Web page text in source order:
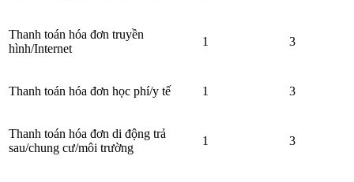
Thanh toán hóa đơn truyền
hình/Internet
1 3
Thanh toán hóa đơn học phí/y tế 1 3
Thanh toán hóa đơn di động trả
sau/chung cư/môi trường
1 3